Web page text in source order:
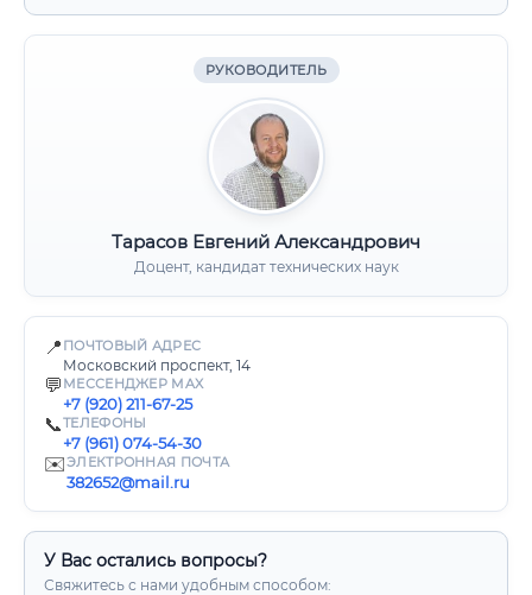
РУКОВОДИТЕЛЬ
Тарасов Евгений Александрович
Доцент, кандидат технических наук
📍 ПОЧТОВЫЙ АДРЕС
Московский проспект, 14
💬 МЕССЕНДЖЕР MAX
+7 (920) 211-67-25
📞ТЕЛЕФОНЫ
+7 (961) 074-54-30
✉️ЭЛЕКТРОННАЯ ПОЧТА
382652@mail.ru
У Вас остались вопросы?
Свяжитесь с нами удобным способом: